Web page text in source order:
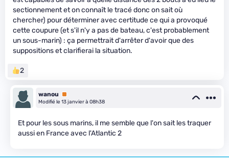
sectionnement et on connaît le tracé donc on sait où
chercher) pour déterminer avec certitude ce qui a provoqué
cette coupure (et s'il n'y a pas de bateau, c'est probablement
un sous-marin) : ça permettrait d'arrêter d'avoir que des
suppositions et clarifierai la situation.
2
wanou
Premium
Modifié le 13 janvier à 08h38
Et pour les sous marins, il me semble que l'on sait les traquer
aussi en France avec l'Atlantic 2